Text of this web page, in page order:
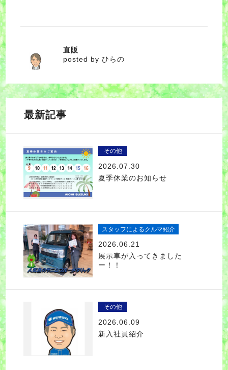
ひらの
直販
posted by ひらの
最新記事
その他
2026.07.30
夏季休業のお知らせ
スタッフによるクルマ紹介
2026.06.21
展示車が入ってきました
ー！！
その他
2026.06.09
新入社員紹介